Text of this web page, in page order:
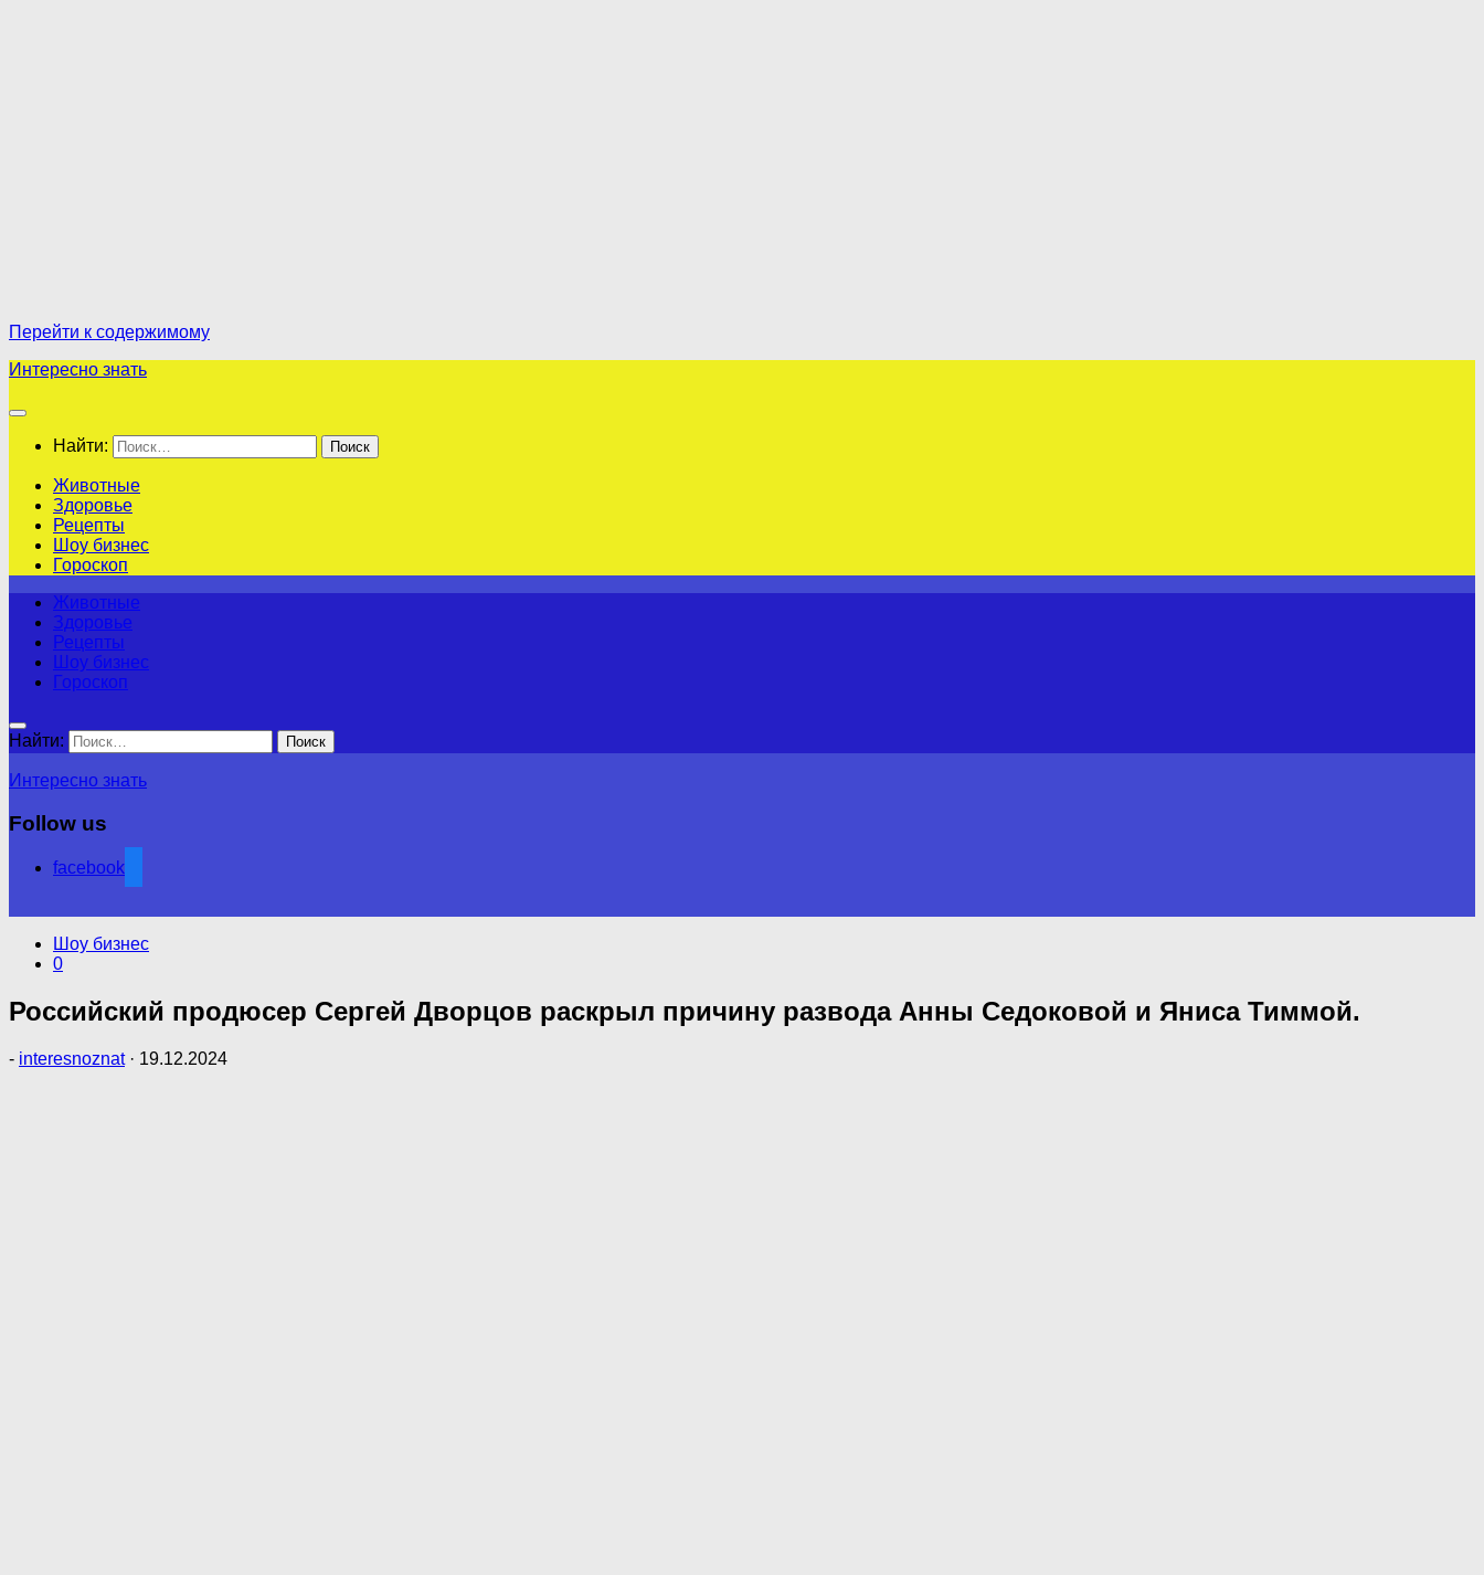
Перейти к содержимому
Интересно знать
Найти:
Животные
Здоровье
Рецепты
Шоу бизнес
Гороскоп
Животные
Здоровье
Рецепты
Шоу бизнес
Гороскоп
Найти:
Интересно знать
Follow us
facebook
Шоу бизнес
0
Российский продюсер Сергей Дворцов раскрыл причину развода Анны Седоковой и Яниса Тиммой.
- interesnoznat · 19.12.2024